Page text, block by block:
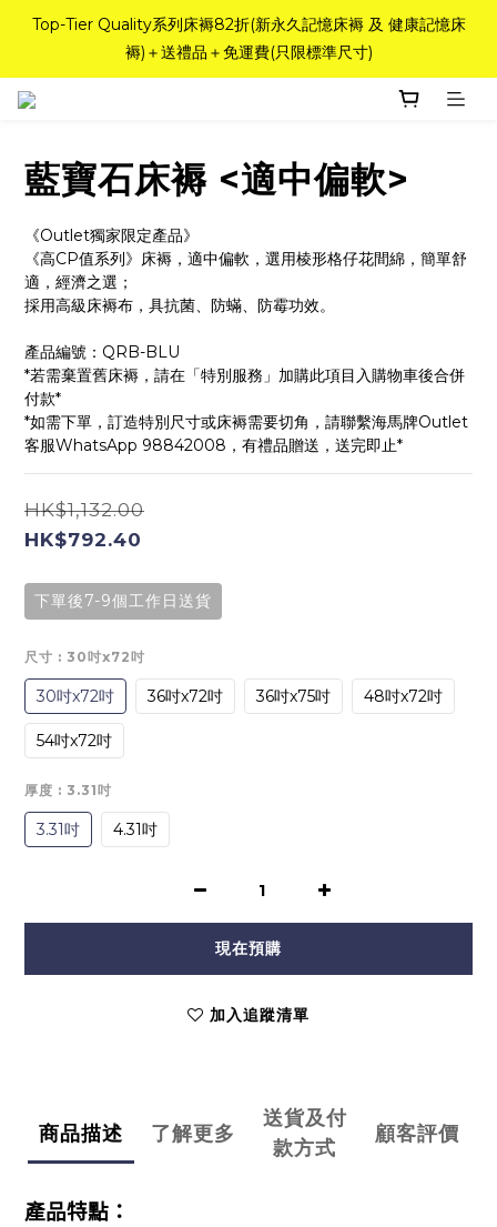
如需訂造特別尺寸床褥，請聯繫海馬牌Outlet客服 WhatsApp
98842008！
Top-Tier Quality系列床褥82折(新永久記憶床褥 及 健康記憶床
褥)＋送禮品＋免運費(只限標準尺寸)
如需訂造特別尺寸床褥，請聯繫海馬牌Outlet客服 WhatsApp
藍寶石床褥 <適中偏軟>
《Outlet獨家限定產品》
《高CP值系列》床褥，適中偏軟，選用棱形格仔花間綿，簡單舒
適，經濟之選；
採用高級床褥布，具抗菌、防蟎、防霉功效。
產品編號：QRB-BLU
*若需棄置舊床褥，請在「特別服務」加購此項目入購物車後合併
付款*
*如需下單，訂造特別尺寸或床褥需要切角，請聯繫海馬牌Outlet
客服WhatsApp 98842008，有禮品贈送，送完即止*
HK$1,132.00
HK$792.40
下單後7-9個工作日送貨
尺寸 : 30吋x72吋
30吋x72吋 36吋x72吋 36吋x75吋 48吋x72吋
54吋x72吋
厚度 : 3.31吋
3.31吋 4.31吋
現在預購
加入追蹤清單
商品描述 了解更多
送貨及付
款方式
顧客評價
產品特點：